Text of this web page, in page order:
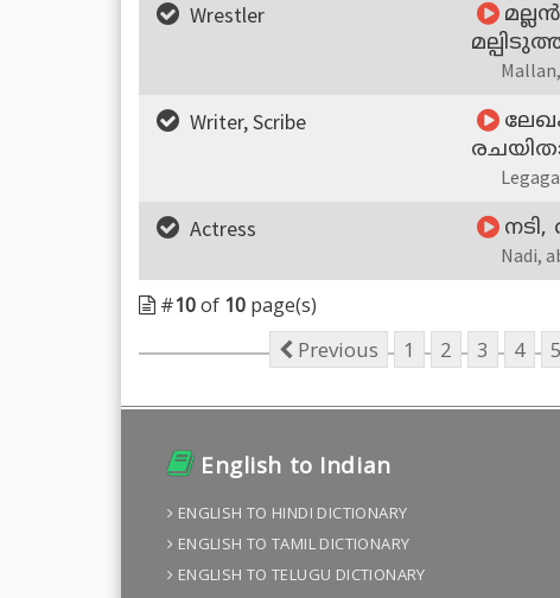
Wrestler
Writer, Scribe
Actress നടി,
Nadi,
#10of 10 page(s)
Previous
1 2 3 4 5
English to Indian
ENGLISH TO HINDI DICTIONARY
ENGLISH TO TAMIL DICTIONARY
ENGLISH TO TELUGU DICTIONARY